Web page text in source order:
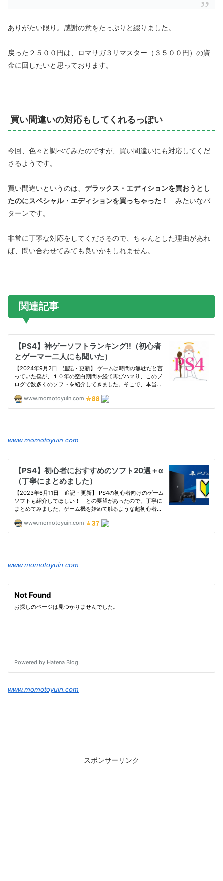
ありがたい限り。感謝の意をたっぷりと綴りました。
戻った２５００円は、ロマサガ３リマスター（３５００円）の資
金に回したいと思っております。
買い間違いの対応もしてくれるっぽい
今回、色々と調べてみたのですが、買い間違いにも対応してくだ
さるようです。
買い間違いというのは、 デラックス・エディションを買おうとし
たのにスペシャル・エディションを買っちゃった！
みたいなパ
ターンです。
非常に丁寧な対応をしてくださるので、ちゃんとした理由があれ
ば、問い合わせてみても良いかもしれません。
関連記事
www.momotoyuin.com
www.momotoyuin.com
www.momotoyuin.com
スポンサーリンク